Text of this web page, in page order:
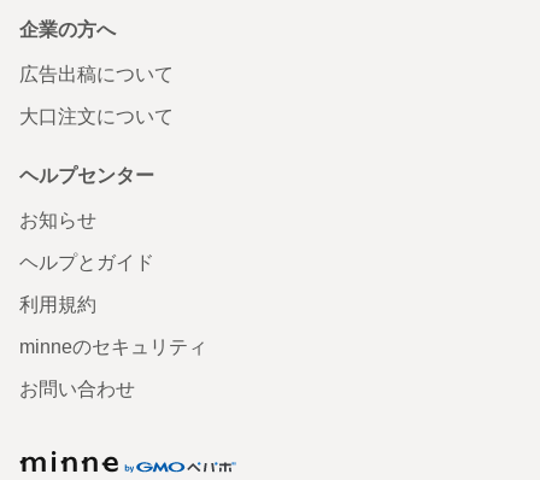
企業の方へ
広告出稿について
大口注文について
ヘルプセンター
お知らせ
ヘルプとガイド
利用規約
minneのセキュリティ
お問い合わせ